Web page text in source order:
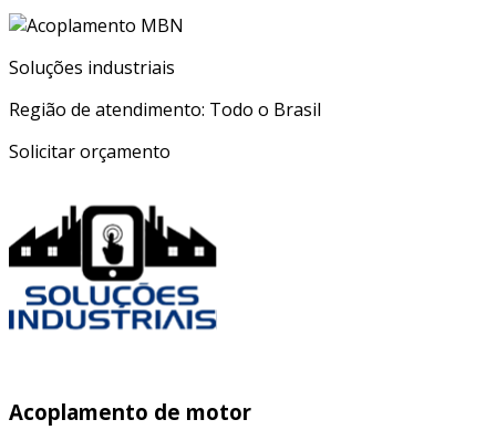
Soluções industriais
Região de atendimento: Todo o Brasil
Solicitar orçamento
Acoplamento de motor